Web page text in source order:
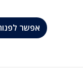
אפשר